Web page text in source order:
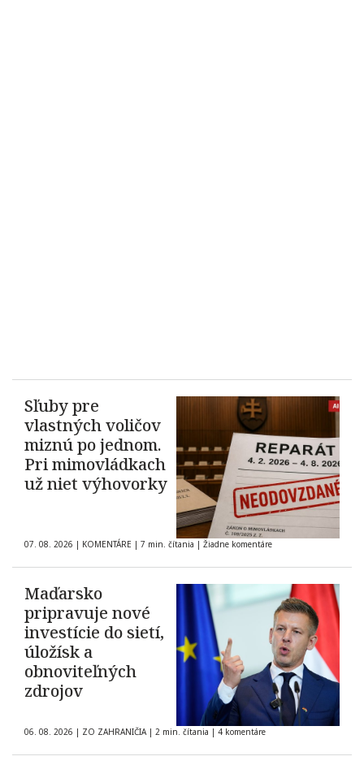
Sľuby pre
vlastných voličov
miznú po jednom.
Pri mimovládkach
už niet výhovorky
07. 08. 2026 | KOMENTÁRE | 7 min. čítania | Žiadne komentáre
Maďarsko
pripravuje nové
investície do sietí,
úložísk a
obnoviteľných
zdrojov
06. 08. 2026 | ZO ZAHRANIČIA | 2 min. čítania | 4 komentáre